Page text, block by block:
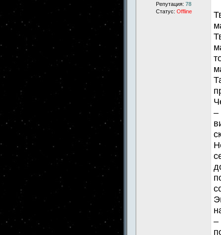
Репутация: 78
Статус: Offline
–
–